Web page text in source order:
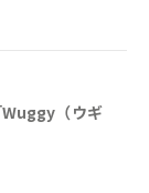
（ウギ